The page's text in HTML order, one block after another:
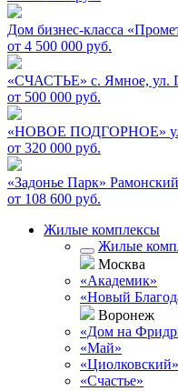
Дом бизнес-класса
от 4 500 000 руб.
«СЧАСТЬЕ» c. Ямное, ул.
от 500 000 руб.
«НОВОЕ ПОДГОРНОЕ»
от 320 000 руб.
«Задонье Парк»
от 108 600 руб.
Жилые комплексы
Жилые
Москва
«Академик»
«Новый
Воронеж
«Дом на
«Май»
«Циолковский»
«Счастье»